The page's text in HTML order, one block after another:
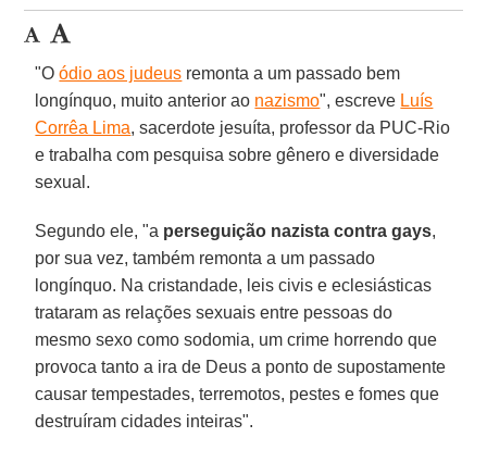
"Oódio aos judeus remonta a um passado bem
longínquo, muito anterior ao nazismo", escreve Luís
Corrêa Lima, sacerdote jesuíta, professor da PUC-Rio
e trabalha com pesquisa sobre gênero e diversidade
sexual.
Segundo ele, "a perseguição nazista contra gays,
por sua vez, também remonta a um passado
longínquo. Na cristandade, leis civis e eclesiásticas
trataram as relações sexuais entre pessoas do
mesmo sexo como sodomia, um crime horrendo que
provoca tanto a ira de Deus a ponto de supostamente
causar tempestades, terremotos, pestes e fomes que
destruíram cidades inteiras".